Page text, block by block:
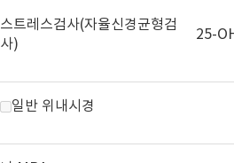
스트레스검사(자율신경균형검
사)
25-
일반 위내시경